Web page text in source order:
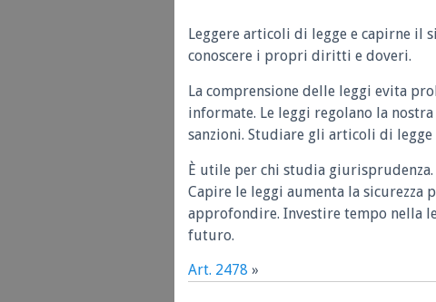
Leggere articoli di legge e capirne il
conoscere i propri diritti e doveri.
La comprensione delle leggi evita
informate. Le leggi regolano la
sanzioni. Studiare gli articoli di legge
È utile per chi studia
Capire le leggi aumenta la sicurezza
approfondire. Investire tempo nella
futuro.
Art. 2478 »